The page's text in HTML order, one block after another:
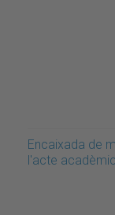
Encaixada de
l'acte